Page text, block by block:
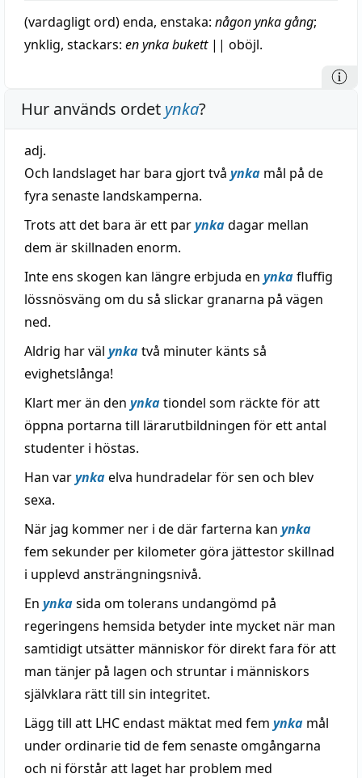
(vardagligt ord) enda, enstaka: någon ynkagång;
ynklig, stackars: en ynkabukett|| oböjl.
Hur används ordet ynka?
adj.
Och landslaget har bara gjort två ynka mål på de
fyra senaste landskamperna.
Trots att det bara är ett parynkadagar mellan
dem är skillnaden enorm.
Inte ens skogen kan längre erbjuda en ynkafluffig
lössnösväng om du så slickar granarna på vägen
ned.
Aldrig har väl ynkatvå minuter känts så
evighetslånga!
Klart mer än den ynkationdel som räckte för att
öppna portarna till lärarutbildningen för ett antal
studenter i höstas.
Han varynkaelva hundradelar för sen och blev
sexa.
När jag kommer ner i de där farterna kan ynka
fem sekunder per kilometer göra jättestor skillnad
i upplevd ansträngningsnivå.
En ynkasida om tolerans undangömd på
regeringens hemsida betyder inte mycket när man
samtidigt utsätter människor för direkt fara för att
man tänjer på lagen och struntar i människors
självklara rätt till sin integritet.
Lägg till att LHC endast mäktat med fem ynka mål
under ordinarie tid de fem senaste omgångarna
och ni förstår att laget har problem med